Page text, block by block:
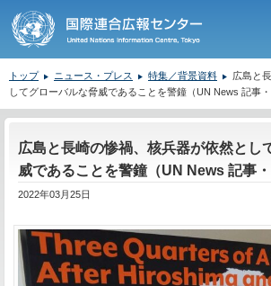
トップ ニュース・プレス 特集／背景資料
広島と
してグローバルな脅威であることを警鐘（UN News 記事・
広島と長崎の惨禍、核兵器が依然とし
威であることを警鐘（UN News 記事・
2022年03月25日